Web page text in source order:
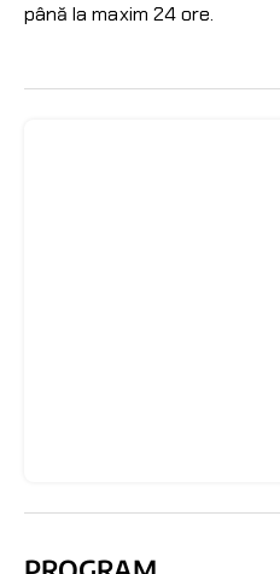
până la maxim 24 ore.